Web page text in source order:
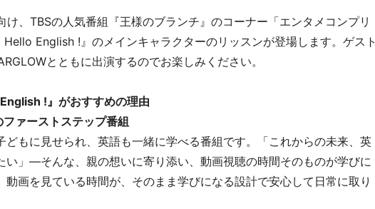
け、TBSの人気番組『王様のブランチ』のコーナー「エンタメコンプリ
English !』のメインキャラクターのリッスンが登場します。ゲスト
とともに出演するのでお楽しみください。
!』がおすすめの理由
ァーストステップ番組
どもに見せられ、英語も一緒に学べる番組です。「これからの未来、英
い」―そんな、親の想いに寄り添い、動画視聴の時間そのものが学びに
画を見ている時間が、そのまま学びになる設計で安心して日常に取り